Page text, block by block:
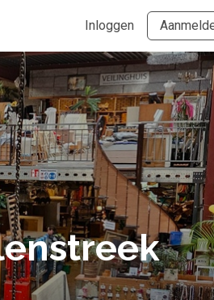
Voucher
Account en
Start met
Inloggen
Meer
Blogs
Erkend
Inloggen